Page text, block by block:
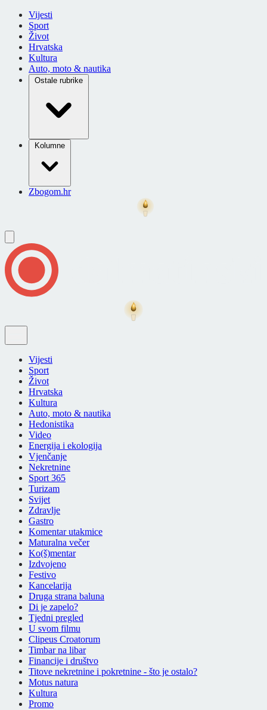
Vijesti
Sport
Život
Hrvatska
Kultura
Auto, moto & nautika
Ostale rubrike
Kolumne
Zbogom.hr
Vijesti
Sport
Život
Hrvatska
Kultura
Auto, moto & nautika
Hedonistika
Video
Energija i ekologija
Vjenčanje
Nekretnine
Sport 365
Turizam
Svijet
Zdravlje
Gastro
Komentar utakmice
Maturalna večer
Ko(š)mentar
Izdvojeno
Festivo
Kancelarija
Druga strana baluna
Di je zapelo?
Tjedni pregled
U svom filmu
Clipeus Croatorum
Timbar na libar
Financije i društvo
Titove nekretnine i pokretnine - što je ostalo?
Motus natura
Kultura
Promo